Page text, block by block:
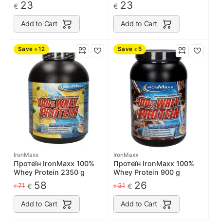
€ 23
Add to Cart
€ 23
Add to Cart
Save € 12
IronMaxx
Протеїн IronMaxx 100%
Whey Protein 2350 g
€71 € 58
Add to Cart
Save € 5
IronMaxx
Протеїн IronMaxx 100%
Whey Protein 900 g
€31 € 26
Add to Cart